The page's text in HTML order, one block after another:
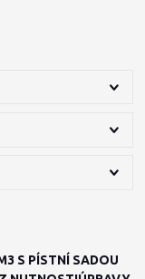
S PÍSTNÍ SADOU